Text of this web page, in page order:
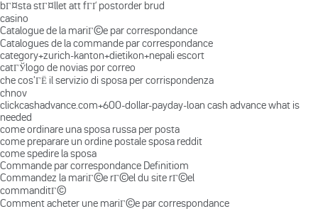
bГ¤sta stГ¤llet att fГҐ postorder brud
casino
Catalogue de la mariГ©e par correspondance
Catalogues de la commande par correspondance
category+zurich-kanton+dietikon+nepali escort
catГЎlogo de novias por correo
che cos'ГЁ il servizio di sposa per corrispondenza
chnov
clickcashadvance.com+600-dollar-payday-loan cash advance what is
needed
come ordinare una sposa russa per posta
come preparare un ordine postale sposa reddit
come spedire la sposa
Commande par correspondance Definitiom
Commandez la mariГ©e rГ©el du site rГ©el
commanditГ©
Comment acheter une mariГ©e par correspondance